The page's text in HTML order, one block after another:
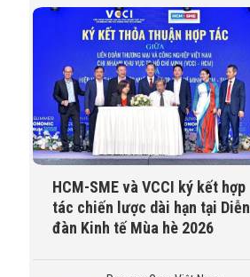
HCM-SME và VCCI ký kết hợp
tác chiến lược dài hạn tại Diễn
đàn Kinh tế Mùa hè 2026